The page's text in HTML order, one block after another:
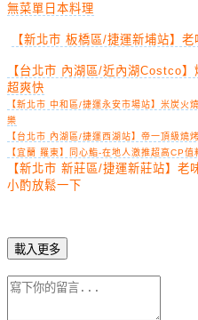
無菜單日本料理
【新北市 板橋區/捷運新埔站】
【台北市 內湖區/近內湖Costco
超爽快
【新北市 中和區/捷運永安市場站】米炭火
樂
【台北市 內湖區/捷運西湖站】帝一頂級燒
【宜蘭 羅東】同心鮨-在地人激推超高CP值
【新北市 新莊區/捷運新莊站】
小酌放鬆一下
載入更多